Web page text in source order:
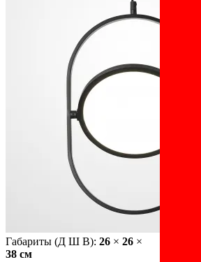
Габариты (Д Ш В): 26 × 26 ×
38 cм